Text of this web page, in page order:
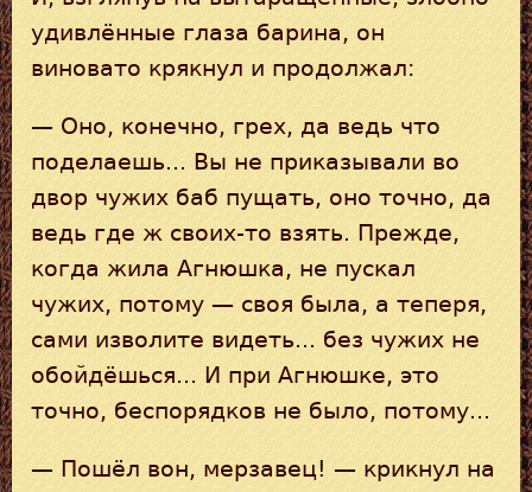
удивлённые глаза барина, он
виновато крякнул и продолжал:
— Оно, конечно, грех, да ведь что
поделаешь... Вы не приказывали во
двор чужих баб пущать, оно точно, да
ведь где ж своих-то взять. Прежде,
когда жила Агнюшка, не пускал
чужих, потому — своя была, а теперя,
сами изволите видеть... без чужих не
обойдёшься... И при Агнюшке, это
точно, беспорядков не было, потому...
— Пошёл вон, мерзавец! — крикнул на